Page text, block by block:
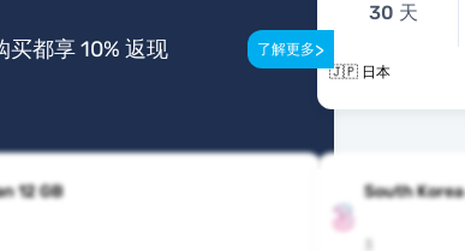
买都享 10% 返现 了解更多>
30 天
🇯🇵 日本
12 GB South